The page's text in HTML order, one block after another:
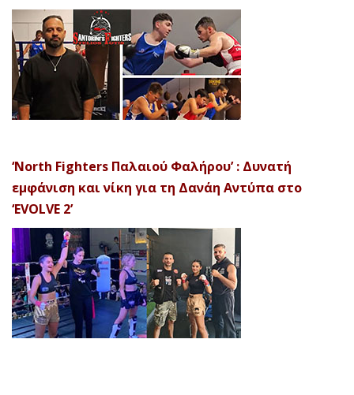
‘North Fighters Παλαιού Φαλήρου’ : Δυνατή
εμφάνιση και νίκη για τη Δανάη Αντύπα στο
‘EVOLVE 2’